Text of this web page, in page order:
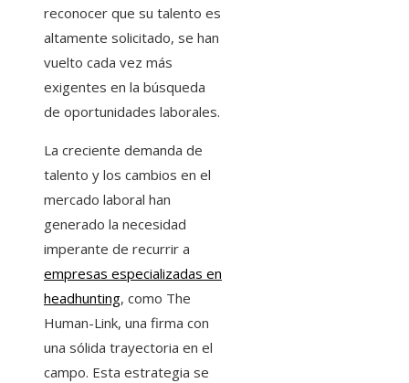
reconocer que su talento es
altamente solicitado, se han
vuelto cada vez más
exigentes en la búsqueda
de oportunidades laborales.
La creciente demanda de
talento y los cambios en el
mercado laboral han
generado la necesidad
imperante de recurrir a
empresas especializadas en
headhunting, como The
Human-Link, una firma con
una sólida trayectoria en el
campo. Esta estrategia se